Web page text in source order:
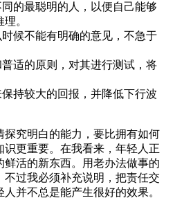
的最聪明的人，以便自己能够
。
候不能有明确的意见，不急于
适的原则，对其进行测试，将
持较大的回报，并降低下行波
探究明白的能力，要比拥有如何
识更重要。在我看来，年轻人正
鲜活的新东西。用老办法做事的
不过我必须补充说明，把责任交
并不总是能产生很好的效果。